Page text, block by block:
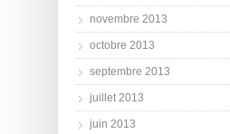
novembre 2013
octobre 2013
septembre 2013
juillet 2013
juin 2013